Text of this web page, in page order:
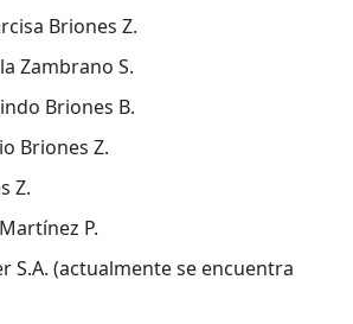
Briones Z.
Zambrano S.
Briones B.
Briones Z.
Z.
P.
S.A. (actualmente se encuentra